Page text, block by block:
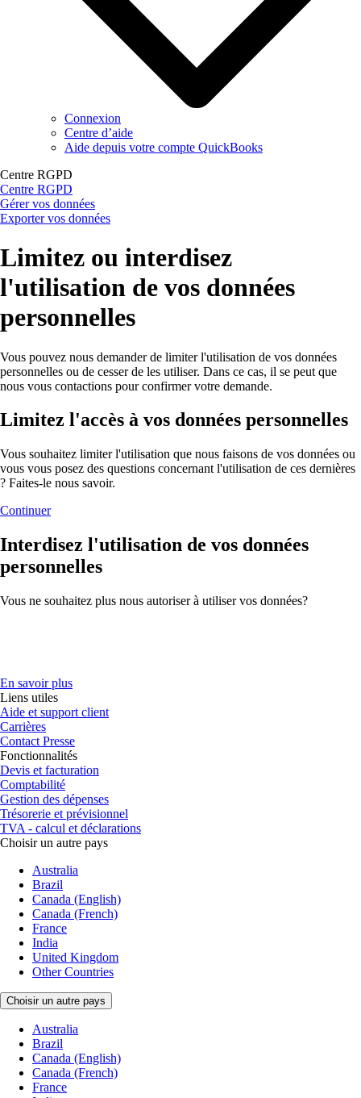
Connexion
Centre d’aide
Aide depuis votre compte QuickBooks
Centre RGPD
Centre RGPD
Gérer vos données
Exporter vos données
Limitez ou interdisez
l'utilisation de vos données
personnelles
Vous pouvez nous demander de limiter l'utilisation de vos données
personnelles ou de cesser de les utiliser. Dans ce cas, il se peut que
nous vous contactions pour confirmer votre demande.
Limitez l'accès à vos données personnelles
Vous souhaitez limiter l'utilisation que nous faisons de vos données ou
vous vous posez des questions concernant l'utilisation de ces dernières
? Faites-le nous savoir.
Continuer
Interdisez l'utilisation de vos données
personnelles
Vous ne souhaitez plus nous autoriser à utiliser vos données?
En savoir plus
Liens utiles
Aide et support client
Carrières
Contact Presse
Fonctionnalités
Devis et facturation
Comptabilité
Gestion des dépenses
Trésorerie et prévisionnel
TVA - calcul et déclarations
Choisir un autre pays
Australia
Brazil
Canada (English)
Canada (French)
France
India
United Kingdom
Other Countries
Choisir un autre pays
Australia
Brazil
Canada (English)
Canada (French)
France